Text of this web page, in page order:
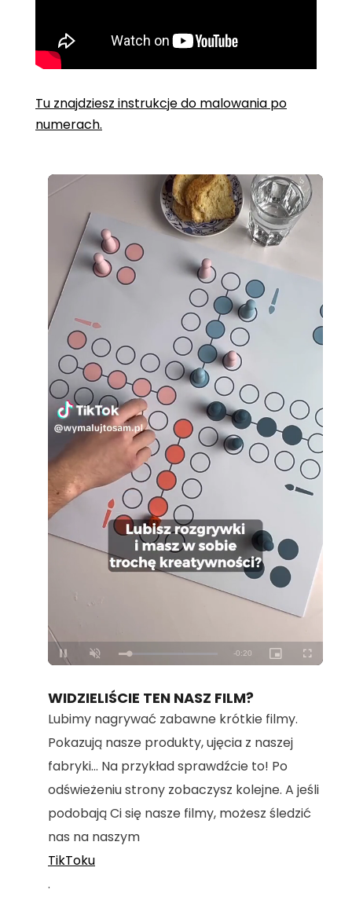
Tu znajdziesz instrukcje do malowania po
numerach.
Unmute
100.00%
WIDZIELIŚCIE TEN NASZ FILM?
Lubimy nagrywać zabawne krótkie filmy.
Pokazują nasze produkty, ujęcia z naszej
fabryki... Na przykład sprawdźcie to! Po
odświeżeniu strony zobaczysz kolejne. A jeśli
podobają Ci się nasze filmy, możesz śledzić
nas na naszym
TikToku
.